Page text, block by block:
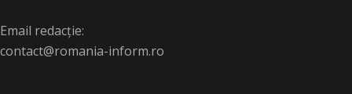
Email redacție:
contact@romania-inform.ro